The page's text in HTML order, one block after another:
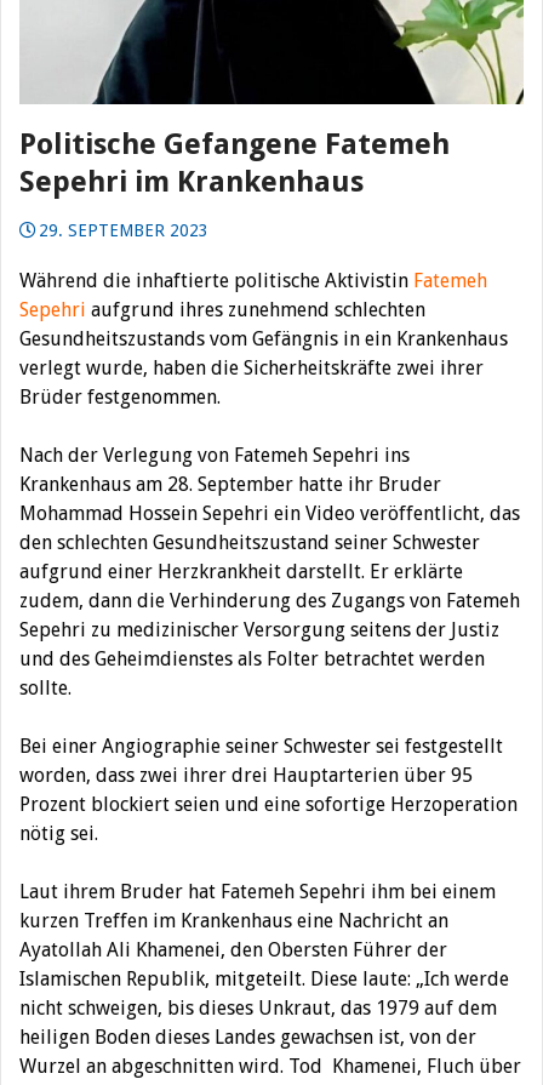
Politische Gefangene Fatemeh
Sepehri im Krankenhaus
29. SEPTEMBER 2023
Während die inhaftierte politische Aktivistin Fatemeh
Sepehri aufgrund ihres zunehmend schlechten
Gesundheitszustands vom Gefängnis in ein Krankenhaus
verlegt wurde, haben die Sicherheitskräfte zwei ihrer
Brüder festgenommen.
Nach der Verlegung von Fatemeh Sepehri ins
Krankenhaus am 28. September hatte ihr Bruder
Mohammad Hossein Sepehri ein Video veröffentlicht, das
den schlechten Gesundheitszustand seiner Schwester
aufgrund einer Herzkrankheit darstellt. Er erklärte
zudem, dann die Verhinderung des Zugangs von Fatemeh
Sepehri zu medizinischer Versorgung seitens der Justiz
und des Geheimdienstes als Folter betrachtet werden
sollte.
Bei einer Angiographie seiner Schwester sei festgestellt
worden, dass zwei ihrer drei Hauptarterien über 95
Prozent blockiert seien und eine sofortige Herzoperation
nötig sei.
Laut ihrem Bruder hat Fatemeh Sepehri ihm bei einem
kurzen Treffen im Krankenhaus eine Nachricht an
Ayatollah Ali Khamenei, den Obersten Führer der
Islamischen Republik, mitgeteilt. Diese laute: „Ich werde
nicht schweigen, bis dieses Unkraut, das 1979 auf dem
heiligen Boden dieses Landes gewachsen ist, von der
Wurzel an abgeschnitten wird. Tod Khamenei, Fluch über